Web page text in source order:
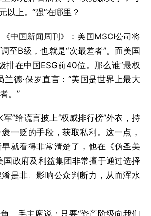
以上。“强”在哪里？
中国新闻周刊》：美国MSCI公司将
至B级，也就是“次最差者”。而美国
排在中国ESG前40位。那么谁“最权
兰德·保罗直言：“美国是世界上最大
。”
军”给谎言披上“权威排行榜”外衣，持
一贬的手段，获取私利。这一点，
就看得非常清楚了，他在《伪圣美
国政府及利益集团非常擅于通过选择
是非、影响公众判断力，从而浑水
。毛主席说：只要“资产阶级向我们